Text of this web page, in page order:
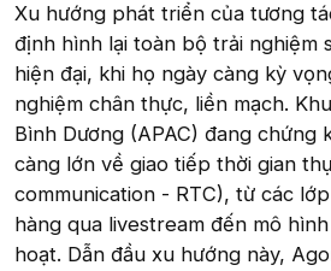
Xu hướng phát triển của tương
định hình lại toàn bộ trải nghiệm
hiện đại, khi họ ngày càng kỳ
nghiệm chân thực, liền mạch.
Bình Dương (APAC) đang chứng
càng lớn về giao tiếp thời gian
communication - RTC), từ các
hàng qua livestream đến mô
hoạt. Dẫn đầu xu hướng này,